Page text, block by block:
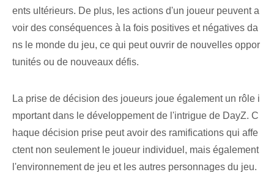
ents ultérieurs. De plus, les actions d'un joueur peuvent a
voir des conséquences à la fois positives et négatives da
ns le monde du jeu, ce qui peut ouvrir de nouvelles oppor
tunités ou de nouveaux défis.
La prise de décision des joueurs joue également un rôle i
mportant dans le développement de l'intrigue de DayZ. C
haque décision prise peut avoir des ramifications qui affe
ctent non seulement le joueur individuel, mais également
l'environnement de jeu et les autres personnages du jeu.